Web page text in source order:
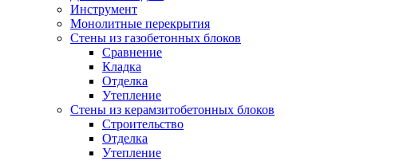
Инструмент
Монолитные перекрытия
Стены из газобетонных блоков
Сравнение
Кладка
Отделка
Утепление
Стены из керамзитобетонных блоков
Строительство
Отделка
Утепление